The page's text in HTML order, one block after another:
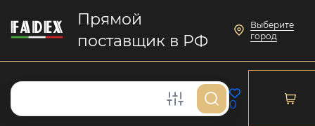
Прямой
поставщик в РФ
Выберите
город
0